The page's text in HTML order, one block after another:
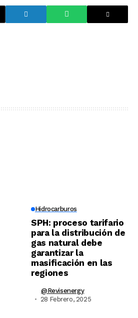
Hidrocarburos
SPH: proceso tarifario
para la distribución de
gas natural debe
garantizar la
masificación en las
regiones
@revisenergy
28 Febrero, 2025